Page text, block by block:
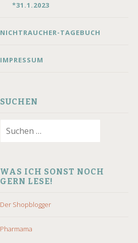
*31.1.2023
NICHTRAUCHER-TAGEBUCH
IMPRESSUM
SUCHEN
WAS ICH SONST NOCH
GERN LESE!
Der Shopblogger
Pharmama